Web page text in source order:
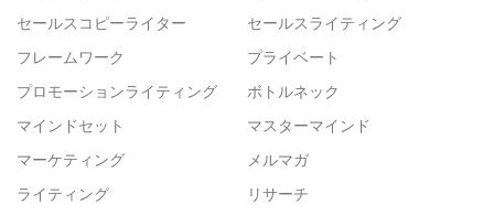
セールスコピーライター
セールスライティング
フレームワーク
プライベート
プロモーションライティング
ボトルネック
マインドセット
マスターマインド
マーケティング
メルマガ
ライティング
リサーチ